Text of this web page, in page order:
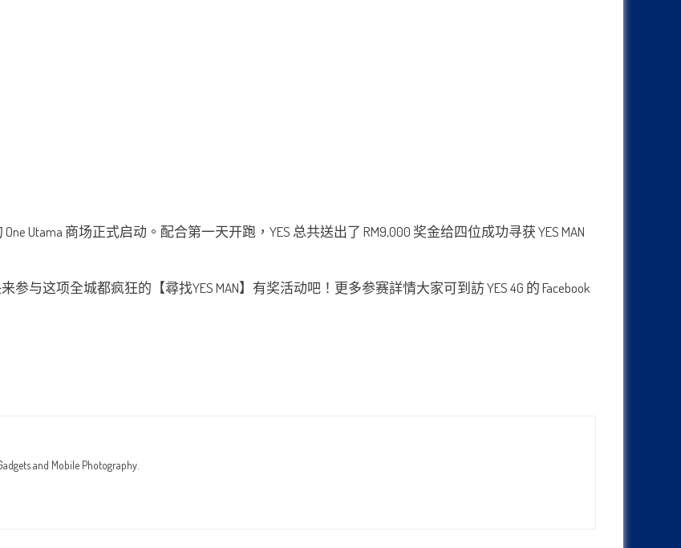
Utama 商场正式启动。配合第一天开跑，YES 总共送出了 RM9,000 奖金给四位成功寻获 YES MAN
与这项全城都疯狂的【尋找YES MAN】有奖活动吧！更多参赛詳情大家可到訪 YES 4G 的 Facebook
and Mobile Photography.